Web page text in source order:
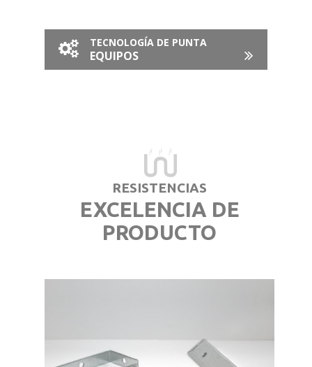
TECNOLOGÍA DE PUNTA
EQUIPOS
RESISTENCIAS
EXCELENCIA DE
PRODUCTO